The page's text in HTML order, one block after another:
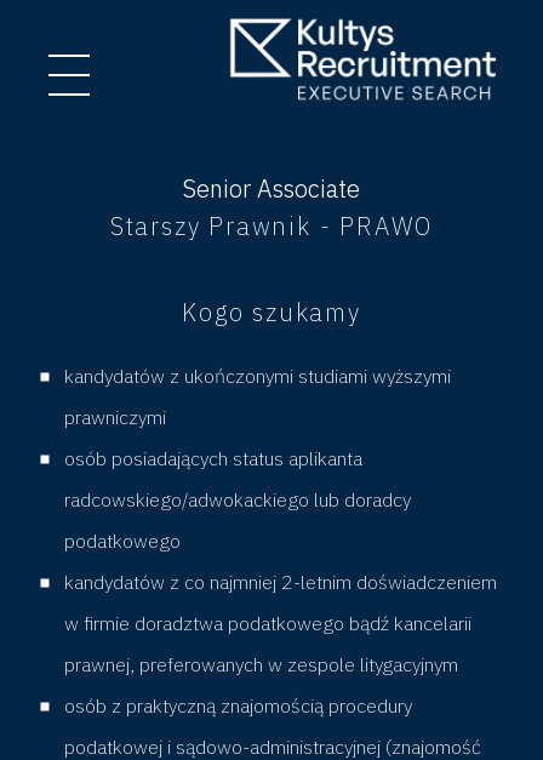
i
o
A
s
s
Senior Associate
Starszy Prawnik - PRAWO
Kogo szukamy
kandydatów z ukończonymi studiami wyższymi
prawniczymi
osób posiadających status aplikanta
radcowskiego/adwokackiego lub doradcy
podatkowego
kandydatów z co najmniej 2-letnim doświadczeniem
w firmie doradztwa podatkowego bądź kancelarii
prawnej, preferowanych w zespole litygacyjnym
osób z praktyczną znajomością procedury
podatkowej i sądowo-administracyjnej (znajomość